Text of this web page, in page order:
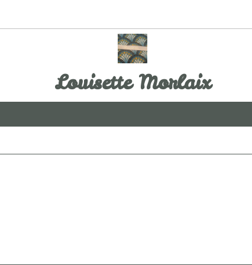
Louisette Morlaix